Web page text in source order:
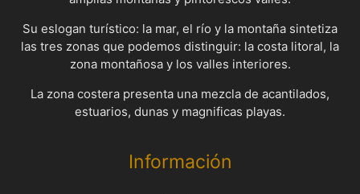
Su eslogan turístico: la mar, el río y la montaña sintetiza
las tres zonas que podemos distinguir: la costa litoral, la
zona montañosa y los valles interiores.
La zona costera presenta una mezcla de acantilados,
estuarios, dunas y magnificas playas.
Información